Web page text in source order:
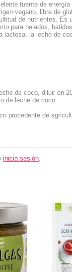
fuente de
vegano, libre de
de nutrientes. Es
para helados,
lactosa, la leche de
de coco, diluir en
de leche de coco.
procedente de
inicia sesión.